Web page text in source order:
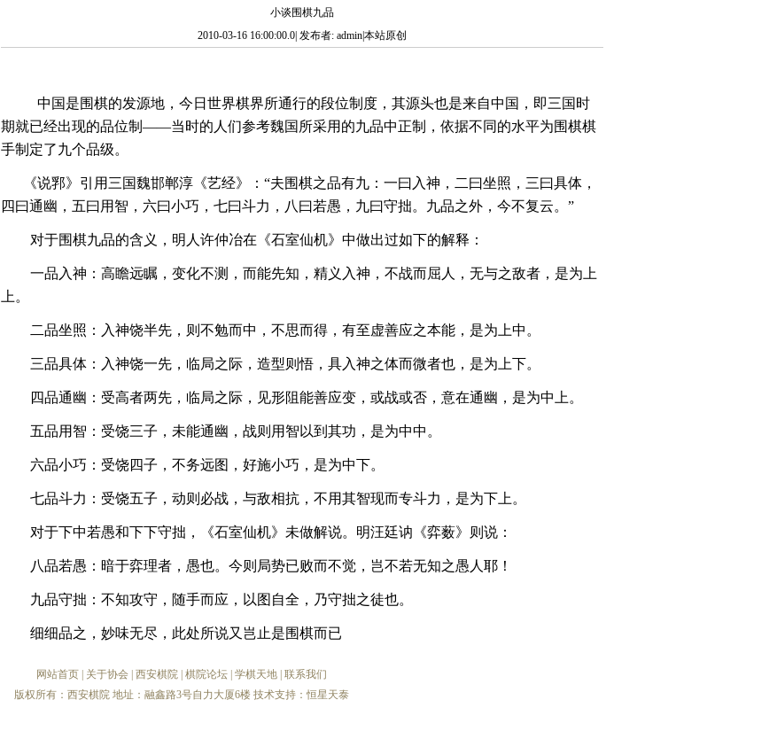
小谈围棋九品
2010-03-16 16:00:00.0| 发布者: admin|本站原创
中国是围棋的发源地，今日世界棋界所通行的段位制度，其源头也是来自中国，即三国时
期就已经出现的品位制——当时的人们参考魏国所采用的九品中正制，依据不同的水平为围棋棋
手制定了九个品级。
《说郛》引用三国魏邯郸淳《艺经》：“夫围棋之品有九：一曰入神，二曰坐照，三曰具体，
四曰通幽，五曰用智，六曰小巧，七曰斗力，八曰若愚，九曰守拙。九品之外，今不复云。”
对于围棋九品的含义，明人许仲冶在《石室仙机》中做出过如下的解释：
一品入神：高瞻远瞩，变化不测，而能先知，精义入神，不战而屈人，无与之敌者，是为上
上。
二品坐照：入神饶半先，则不勉而中，不思而得，有至虚善应之本能，是为上中。
三品具体：入神饶一先，临局之际，造型则悟，具入神之体而微者也，是为上下。
四品通幽：受高者两先，临局之际，见形阻能善应变，或战或否，意在通幽，是为中上。
五品用智：受饶三子，未能通幽，战则用智以到其功，是为中中。
六品小巧：受饶四子，不务远图，好施小巧，是为中下。
七品斗力：受饶五子，动则必战，与敌相抗，不用其智现而专斗力，是为下上。
对于下中若愚和下下守拙，《石室仙机》未做解说。明汪廷讷《弈薮》则说：
八品若愚：暗于弈理者，愚也。今则局势已败而不觉，岂不若无知之愚人耶！
九品守拙：不知攻守，随手而应，以图自全，乃守拙之徒也。
细细品之，妙味无尽，此处所说又岂止是围棋而已
网站首页 关于协会 西安棋院 棋院论坛 学棋天地 联系我们
版权所有：西安棋院 地址：融鑫路3号自力大厦6楼 技术支持：恒星天泰